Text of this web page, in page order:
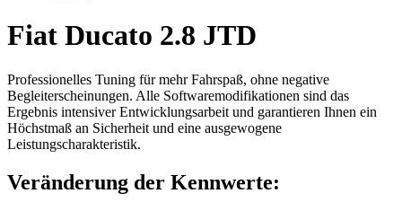
Fiat Ducato 2.8 JTD
Professionelles Tuning für mehr Fahrspaß, ohne negative
Begleiterscheinungen. Alle Softwaremodifikationen sind das
Ergebnis intensiver Entwicklungsarbeit und garantieren Ihnen ein
Höchstmaß an Sicherheit und eine ausgewogene
Leistungscharakteristik.
Veränderung der Kennwerte: